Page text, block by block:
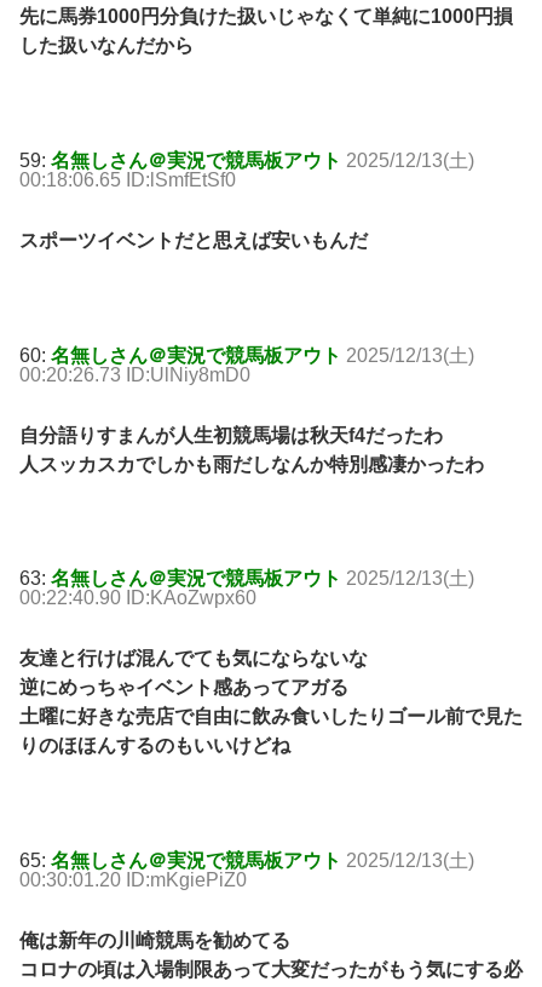
先に馬券1000円分負けた扱いじゃなくて単純に1000円損
した扱いなんだから
59: 名無しさん＠実況で競馬板アウト 2025/12/13(土)
00:18:06.65 ID:lSmfEtSf0
スポーツイベントだと思えば安いもんだ
60: 名無しさん＠実況で競馬板アウト 2025/12/13(土)
00:20:26.73 ID:UlNiy8mD0
自分語りすまんが人生初競馬場は秋天f4だったわ
人スッカスカでしかも雨だしなんか特別感凄かったわ
63: 名無しさん＠実況で競馬板アウト 2025/12/13(土)
00:22:40.90 ID:KAoZwpx60
友達と行けば混んでても気にならないな
逆にめっちゃイベント感あってアガる
土曜に好きな売店で自由に飲み食いしたりゴール前で見た
りのほほんするのもいいけどね
65: 名無しさん＠実況で競馬板アウト 2025/12/13(土)
00:30:01.20 ID:mKgiePiZ0
俺は新年の川崎競馬を勧めてる
コロナの頃は入場制限あって大変だったがもう気にする必